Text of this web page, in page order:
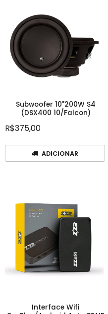
Subwoofer 10"200W S4
(DSX400 10/Falcon)
Marca: Falcon
R$375,00
ADICIONAR
Interface Wifi